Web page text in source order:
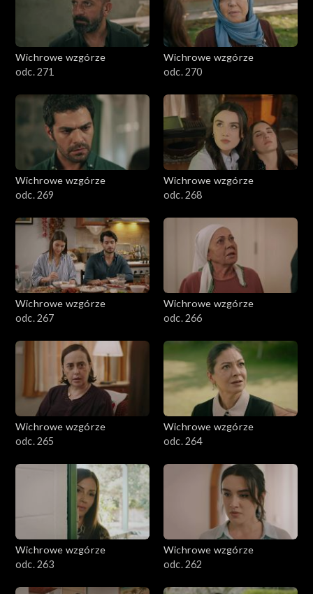
Wichrowe wzgórze
odc. 271
Wichrowe wzgórze
odc. 270
Wichrowe wzgórze
odc. 269
Wichrowe wzgórze
odc. 268
Wichrowe wzgórze
odc. 267
Wichrowe wzgórze
odc. 266
Wichrowe wzgórze
odc. 265
Wichrowe wzgórze
odc. 264
Wichrowe wzgórze
odc. 263
Wichrowe wzgórze
odc. 262